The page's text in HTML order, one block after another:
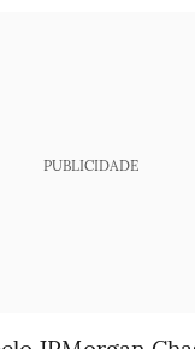
PUBLICIDADE